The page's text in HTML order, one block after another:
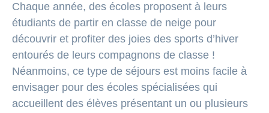
Chaque année, des écoles proposent à leurs
étudiants de partir en classe de neige pour
découvrir et profiter des joies des sports d’hiver
entourés de leurs compagnons de classe !
Néanmoins, ce type de séjours est moins facile à
envisager pour des écoles spécialisées qui
accueillent des élèves présentant un ou plusieurs